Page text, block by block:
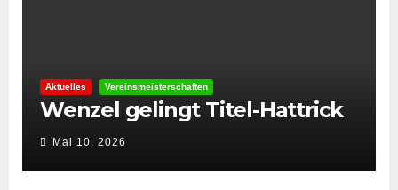
Aktuelles Vereinsmeisterschaften
Wenzel gelingt Titel-Hattrick
Mai 10, 2026